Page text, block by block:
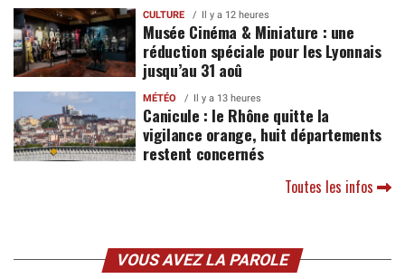
CULTURE Il y a 12 heures
Musée Cinéma & Miniature : une
réduction spéciale pour les Lyonnais
jusqu’au 31 aoû
MÉTÉO Il y a 13 heures
Canicule : le Rhône quitte la
vigilance orange, huit départements
restent concernés
Toutes les infos
VOUS AVEZ LA PAROLE